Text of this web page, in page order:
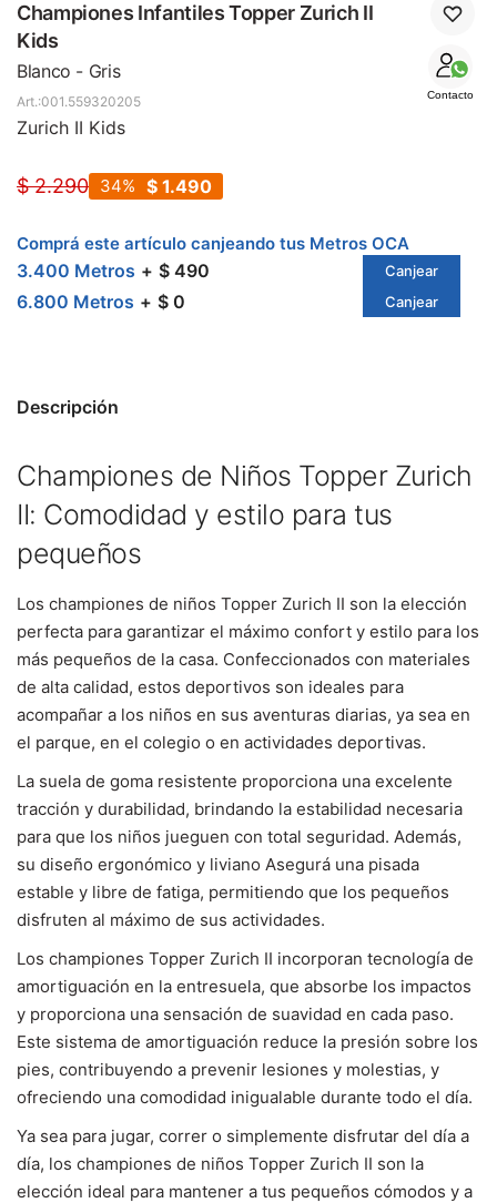
Championes Infantiles Topper Zurich II
Kids
Blanco - Gris
Contacto
001.559320205
Zurich II Kids
$ 2.290 $ 1.490
34
Comprá este artículo canjeando tus Metros OCA
3.400 Metros $ 490 Canjear
6.800 Metros $ 0 Canjear
Descripción
Championes de Niños Topper Zurich
II: Comodidad y estilo para tus
pequeños
Los championes de niños Topper Zurich II son la elección
perfecta para garantizar el máximo confort y estilo para los
más pequeños de la casa. Confeccionados con materiales
de alta calidad, estos deportivos son ideales para
acompañar a los niños en sus aventuras diarias, ya sea en
el parque, en el colegio o en actividades deportivas.
La suela de goma resistente proporciona una excelente
tracción y durabilidad, brindando la estabilidad necesaria
para que los niños jueguen con total seguridad. Además,
su diseño ergonómico y liviano Asegurá una pisada
estable y libre de fatiga, permitiendo que los pequeños
disfruten al máximo de sus actividades.
Los championes Topper Zurich II incorporan tecnología de
amortiguación en la entresuela, que absorbe los impactos
y proporciona una sensación de suavidad en cada paso.
Este sistema de amortiguación reduce la presión sobre los
pies, contribuyendo a prevenir lesiones y molestias, y
ofreciendo una comodidad inigualable durante todo el día.
Ya sea para jugar, correr o simplemente disfrutar del día a
día, los championes de niños Topper Zurich II son la
elección ideal para mantener a tus pequeños cómodos y a